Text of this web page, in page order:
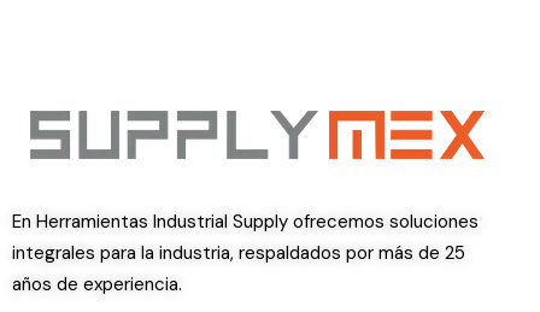
En Herramientas Industrial Supply ofrecemos soluciones
integrales para la industria, respaldados por más de 25
años de experiencia.